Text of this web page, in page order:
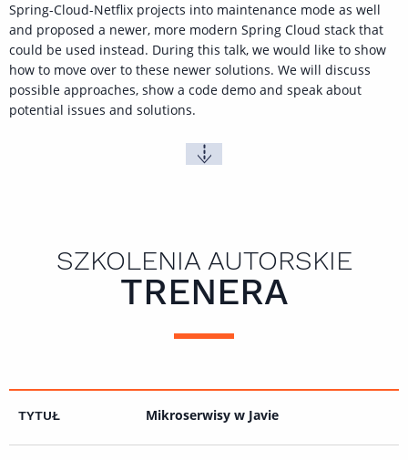
Spring-Cloud-Netflix projects into maintenance mode as well
and proposed a newer, more modern Spring Cloud stack that
could be used instead. During this talk, we would like to show
how to move over to these newer solutions. We will discuss
possible approaches, show a code demo and speak about
potential issues and solutions.
SZKOLENIA AUTORSKIE
TRENERA
Mikroserwisy w Javie